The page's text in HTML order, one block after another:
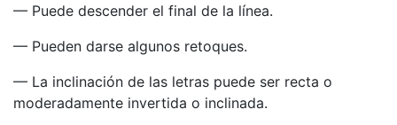
— Puede descender el final de la línea.
— Pueden darse algunos retoques.
— La inclinación de las letras puede ser recta o
moderadamente invertida o inclinada.